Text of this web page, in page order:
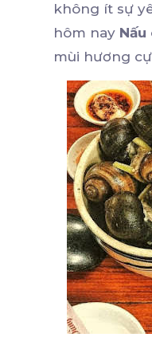
không ít sự
hôm nay Nấu
mùi hương